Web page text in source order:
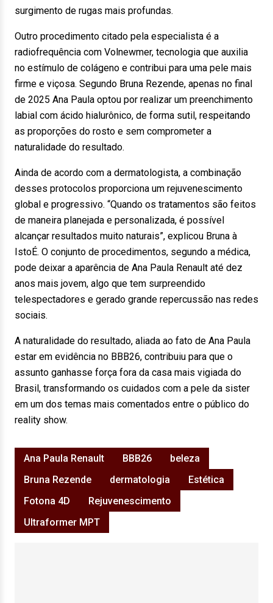
surgimento de rugas mais profundas.
Outro procedimento citado pela especialista é a
radiofrequência com Volnewmer, tecnologia que auxilia
no estímulo de colágeno e contribui para uma pele mais
firme e viçosa. Segundo Bruna Rezende, apenas no final
de 2025 Ana Paula optou por realizar um preenchimento
labial com ácido hialurônico, de forma sutil, respeitando
as proporções do rosto e sem comprometer a
naturalidade do resultado.
Ainda de acordo com a dermatologista, a combinação
desses protocolos proporciona um rejuvenescimento
global e progressivo. “Quando os tratamentos são feitos
de maneira planejada e personalizada, é possível
alcançar resultados muito naturais”, explicou Bruna à
IstoÉ. O conjunto de procedimentos, segundo a médica,
pode deixar a aparência de Ana Paula Renault até dez
anos mais jovem, algo que tem surpreendido
telespectadores e gerado grande repercussão nas redes
sociais.
A naturalidade do resultado, aliada ao fato de Ana Paula
estar em evidência no BBB26, contribuiu para que o
assunto ganhasse força fora da casa mais vigiada do
Brasil, transformando os cuidados com a pele da sister
em um dos temas mais comentados entre o público do
reality show.
Ana Paula Renault BBB26
beleza
Bruna Rezende
dermatologia
Estética
Fotona 4D
Rejuvenescimento
Ultraformer MPT